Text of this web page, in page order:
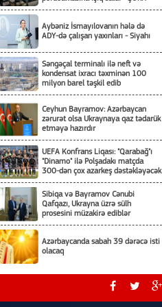
Aybəniz İsmayılovanın hələ də
ADY-də çalışan yaxınları - Siyahı
Səngəçal terminalı ilə neft və
kondensat ixracı təxminən 100
milyon barel təşkil edib
Ceyhun Bayramov: Azərbaycan
zərurət olsa Ukraynaya qaz tədarük
etməyə hazırdır
UEFA Konfrans Liqası: "Qarabağ"ı
"Dinamo" ilə Polşadakı matçda
300-dən çox azarkeş dəstəkləyəcək
Sibiqa və Bayramov Cənubi
Qafqazı, Ukrayna üzrə sülh
prosesini müzakirə ediblər
Azərbaycanda sabah 39 dərəcə isti
olacaq
ARDNF 3 illik auditor seçir